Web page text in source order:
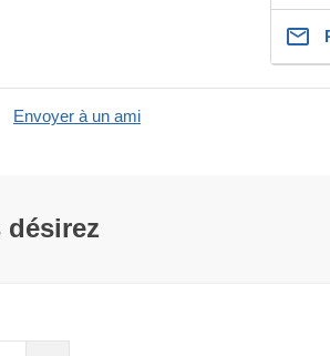
Envoyer à un ami